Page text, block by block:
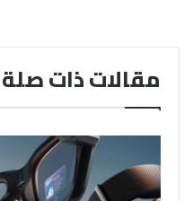
مقالات ذات صلة